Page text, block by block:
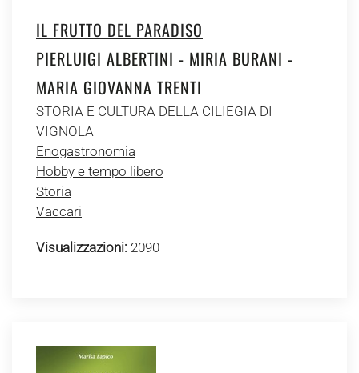
IL FRUTTO DEL PARADISO
PIERLUIGI ALBERTINI - MIRIA BURANI -
MARIA GIOVANNA TRENTI
STORIA E CULTURA DELLA CILIEGIA DI
VIGNOLA
Enogastronomia
Hobby e tempo libero
Storia
Vaccari
Visualizzazioni: 2090